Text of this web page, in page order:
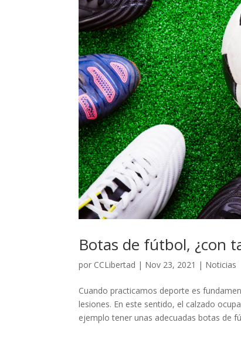
Botas de fútbol, ¿con
por CCLibertad | Nov 23, 2021 | Noticias
Cuando practicamos deporte es
lesiones. En este sentido, el calzado
ejemplo tener unas adecuadas botas de